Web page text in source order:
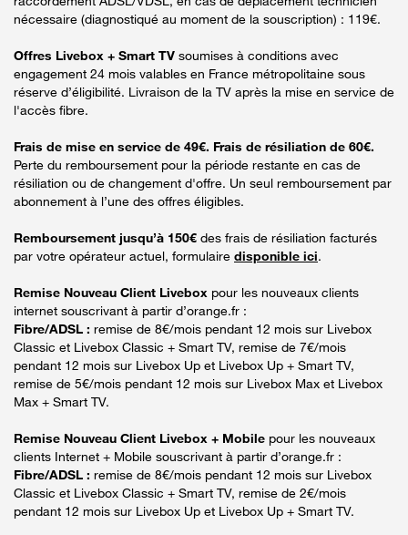
nécessaire (diagnostiqué au moment de la souscription) : 119€.
Offres Livebox + Smart TV soumises à conditions avec
engagement 24 mois valables en France métropolitaine sous
réserve d’éligibilité. Livraison de la TV après la mise en service de
l'accès fibre.
Frais de mise en service de 49€. Frais de résiliation de 60€.
Perte du remboursement pour la période restante en cas de
résiliation ou de changement d'offre. Un seul remboursement par
abonnement à l’une des offres éligibles.
Remboursement jusqu’à 150€ des frais de résiliation facturés
par votre opérateur actuel, formulaire disponible ici.
Remise Nouveau Client Livebox pour les nouveaux clients
internet souscrivant à partir d’orange.fr :
Fibre/ADSL : remise de 8€/mois pendant 12 mois sur Livebox
Classic et Livebox Classic + Smart TV, remise de 7€/mois
pendant 12 mois sur Livebox Up et Livebox Up + Smart TV,
remise de 5€/mois pendant 12 mois sur Livebox Max et Livebox
Max + Smart TV.
Remise Nouveau Client Livebox + Mobile pour les nouveaux
clients Internet + Mobile souscrivant à partir d’orange.fr :
Fibre/ADSL : remise de 8€/mois pendant 12 mois sur Livebox
Classic et Livebox Classic + Smart TV, remise de 2€/mois
pendant 12 mois sur Livebox Up et Livebox Up + Smart TV.